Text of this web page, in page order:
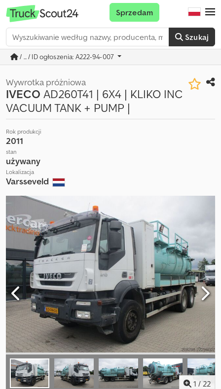
Szukaj
Sprzedam
/ ... / ID ogłoszenia: A222-94-007
Wywrotka próżniowa
IVECO AD260T41 | 6X4 | KLIKO INC
VACUUM TANK + PUMP |
Rok produkcji
2011
stan
używany
Lokalizacja
Varsseveld
1 / 22